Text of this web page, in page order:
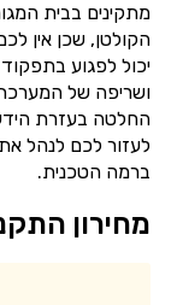
מתקינים בבית
הקולטן, שכן אין
יכול לפגוע
ושריפה של
החלטה בעזרת הידע
לעזור לכם לנהל
ברמה הטכנית.
מחירון